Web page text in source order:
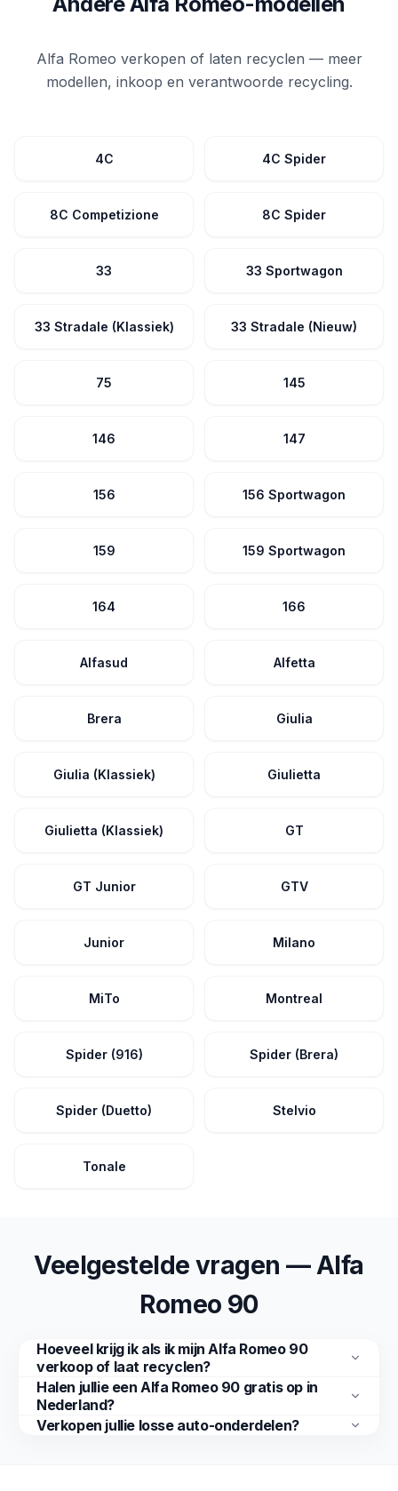
Alfa Romeo verkopen of laten recyclen — meer
modellen, inkoop en verantwoorde recycling.
4C 4C Spider
8C Competizione 8C Spider
33 33 Sportwagon
33 Stradale (Klassiek) 33 Stradale (Nieuw)
75 145
146 147
156 156 Sportwagon
159 159 Sportwagon
164 166
Alfasud Alfetta
Brera Giulia
Giulia (Klassiek) Giulietta
Giulietta (Klassiek) GT
GT Junior GTV
Junior Milano
MiTo Montreal
Spider (916) Spider (Brera)
Spider (Duetto) Stelvio
Tonale
Veelgestelde vragen — Alfa
Romeo 90
Hoeveel krijg ik als ik mijn Alfa Romeo 90
verkoop of laat recyclen?
Halen jullie een Alfa Romeo 90 gratis op in
Nederland?
Verkopen jullie losse auto-onderdelen?